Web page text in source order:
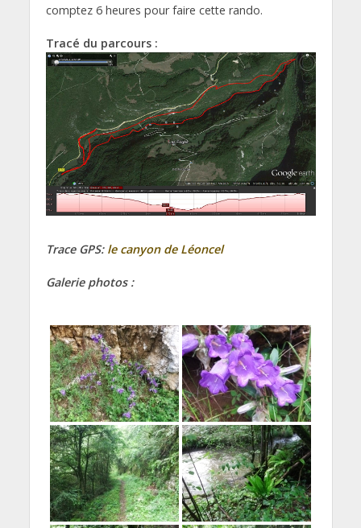
comptez 6 heures pour faire cette rando.
Tracé du parcours :
Trace GPS: le canyon de Léoncel
Galerie photos :